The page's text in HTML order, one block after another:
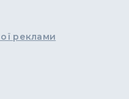
реклами